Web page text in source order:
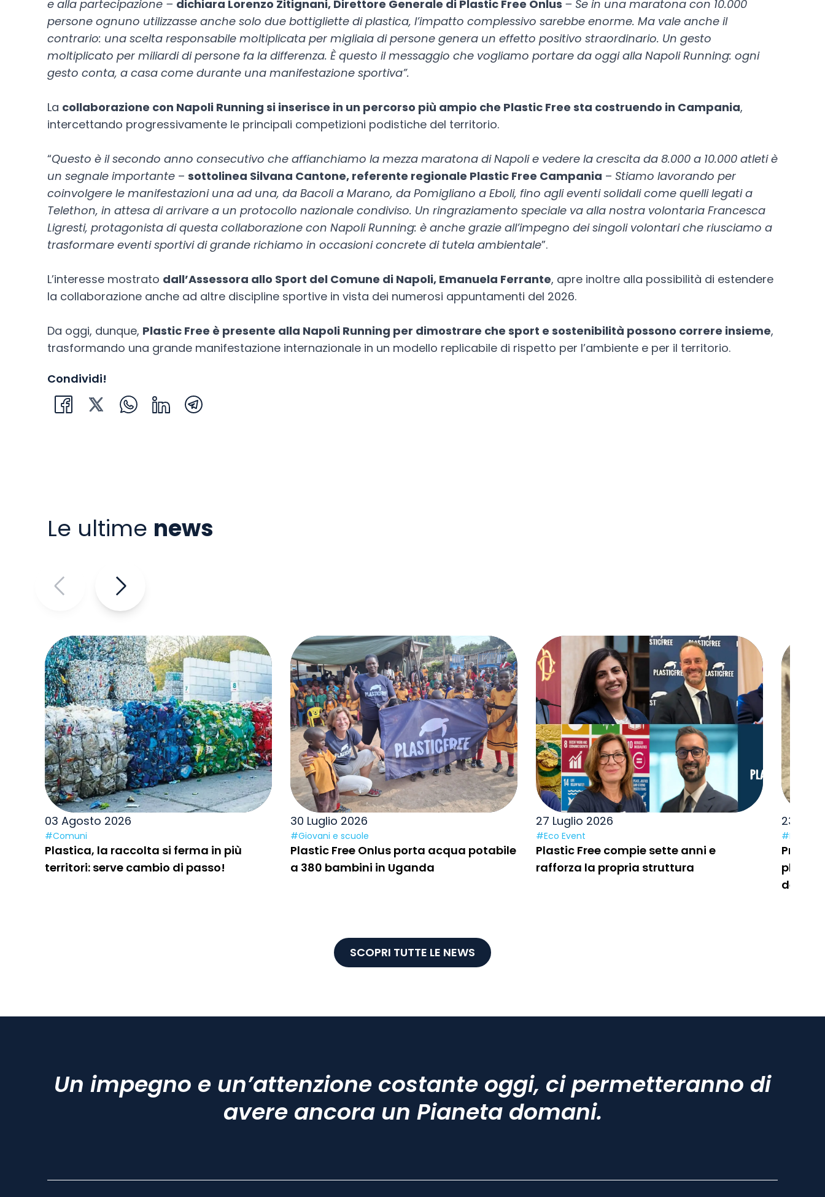
e alla partecipazione – dichiara Lorenzo Zitignani, Direttore Generale di Plastic Free Onlus – Se in una maratona con 10.000
persone ognuno utilizzasse anche solo due bottigliette di plastica, l’impatto complessivo sarebbe enorme. Ma vale anche il
contrario: una scelta responsabile moltiplicata per migliaia di persone genera un effetto positivo straordinario. Un gesto
moltiplicato per miliardi di persone fa la differenza. È questo il messaggio che vogliamo portare da oggi alla Napoli Running: ogni
gesto conta, a casa come durante una manifestazione sportiva”.
La collaborazione con Napoli Running si inserisce in un percorso più ampio che Plastic Free sta costruendo in Campania,
intercettando progressivamente le principali competizioni podistiche del territorio.
“Questo è il secondo anno consecutivo che affianchiamo la mezza maratona di Napoli e vedere la crescita da 8.000 a 10.000 atleti è
un segnale importante – sottolinea Silvana Cantone, referente regionale Plastic Free Campania – Stiamo lavorando per
coinvolgere le manifestazioni una ad una, da Bacoli a Marano, da Pomigliano a Eboli, fino agli eventi solidali come quelli legati a
Telethon, in attesa di arrivare a un protocollo nazionale condiviso. Un ringraziamento speciale va alla nostra volontaria Francesca
Ligresti, protagonista di questa collaborazione con Napoli Running: è anche grazie all’impegno dei singoli volontari che riusciamo a
trasformare eventi sportivi di grande richiamo in occasioni concrete di tutela ambientale”.
L’interesse mostrato dall’Assessora allo Sport del Comune di Napoli, Emanuela Ferrante, apre inoltre alla possibilità di estendere
la collaborazione anche ad altre discipline sportive in vista dei numerosi appuntamenti del 2026.
Da oggi, dunque, Plastic Free è presente alla Napoli Running per dimostrare che sport e sostenibilità possono correre insieme,
trasformando una grande manifestazione internazionale in un modello replicabile di rispetto per l’ambiente e per il territorio.
Condividi!
Le ultime news
03 Agosto 2026
#Comuni
Plastica, la raccolta si ferma in più
territori: serve cambio di passo!
30 Luglio 2026
#Giovani e scuole
Plastic Free Onlus porta acqua potabile
a 380 bambini in Uganda
27 Luglio 2026
#Eco Event
Plastic Free compie sette anni e
rafforza la propria struttura
23
#Pulizie
SCOPRI TUTTE LE NEWS
Un impegno e un’attenzione costante oggi, ci permetteranno di
avere ancora un Pianeta domani.